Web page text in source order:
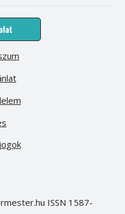
ISSN 1587-